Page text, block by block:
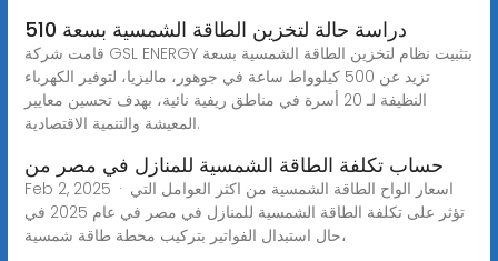
دراسة حالة لتخزين الطاقة الشمسية بسعة 510
قامت شركة GSL ENERGY بتثبيت نظام لتخزين الطاقة الشمسية بسعة
تزيد عن 500 كيلوواط ساعة في جوهور، ماليزيا، لتوفير الكهرباء
النظيفة لـ 20 أسرة في مناطق ريفية نائية، بهدف تحسين معايير
المعيشة والتنمية الاقتصادية.
حساب تكلفة الطاقة الشمسية للمنازل في مصر من
Feb 2, 2025 · اسعار الواح الطاقة الشمسية من اكثر العوامل التي
تؤثر على تكلفة الطاقة الشمسية للمنازل في مصر في عام 2025 في
حال استبدال الفواتير بتركيب محطة طاقة شمسية،